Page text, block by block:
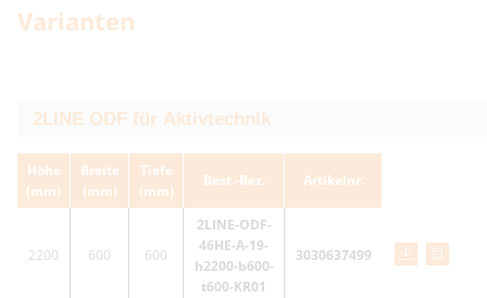
Varianten
Höhe
(mm)
Breite
(mm)
Tiefe
(mm)
Best.-Bez. Artikelnr.
2200 600 600
2LINE-ODF-
46HE-A-19-
h2200-b600-
t600-KR01
3030637499